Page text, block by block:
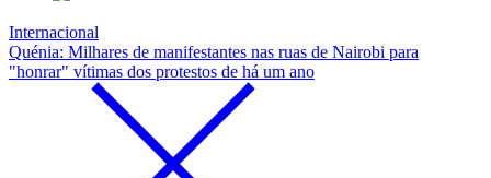
Internacional
Quénia: Milhares de manifestantes nas ruas de Nairobi para
"honrar" vítimas dos protestos de há um ano